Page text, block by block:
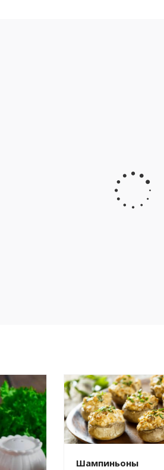
Шампиньоны